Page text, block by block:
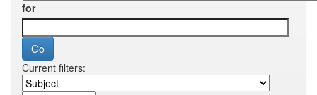
for
Current filters: